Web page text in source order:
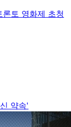
론토 영화제 초청
약속'